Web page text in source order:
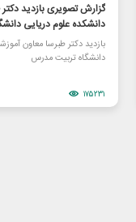
گزارش تصویری بازدید
دانشکده علوم دریایی
بازدید دکتر طبرسا معاون
دانشگاه تربیت مدرس
175231